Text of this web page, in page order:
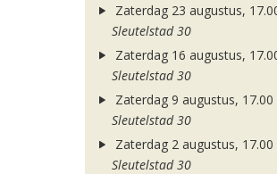
Zaterdag 23 augustus,
Sleutelstad 30
Zaterdag 16 augustus,
Sleutelstad 30
Zaterdag 9 augustus, 17.00
Sleutelstad 30
Zaterdag 2 augustus, 17.00
Sleutelstad 30